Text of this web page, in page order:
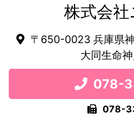
株式会社
〒650-0023 兵庫県
大同生命
078-
078-